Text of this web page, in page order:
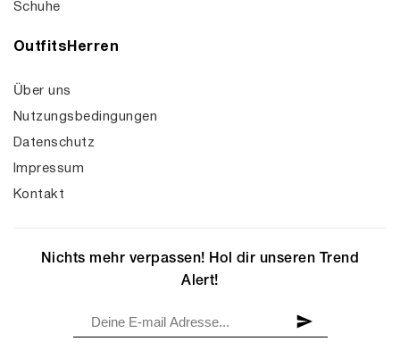
Schuhe
OutfitsHerren
Über uns
Nutzungsbedingungen
Datenschutz
Impressum
Kontakt
Nichts mehr verpassen! Hol dir unseren Trend
Alert!